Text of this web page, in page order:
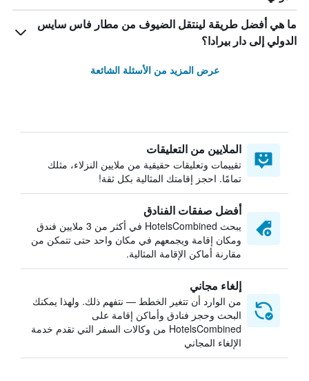
ما هي أفضل طريقة لينتقل الضيوف من مطار فاس سايس
الدولي إلى دار بيرادا؟
عرض المزيد من الأسئلة الشائعة
الملايين من التعليقات
تقييمات وتعليقات حقيقية من ملايين النزلاء، مثلك
تمامًا. احجز إقامتك المثالية بكل ثقة!
أفضل صفقات الفنادق
يبحث HotelsCombined في أكثر من 3 ملايين فندق
ومكان إقامة ويجمعهم في مكان واحد حتى تتمكن من
مقارنة أماكن الإقامة المثالية.
إلغاء مجاني
من الوارد أن تتغير الخطط — نتفهم ذلك. ولهذا يمكنك
البحث وحجز فنادق وأماكن إقامة على
HotelsCombined من وكالات السفر التي تقدم خدمة
الإلغاء المجاني